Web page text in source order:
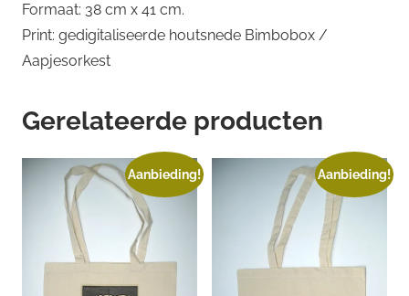
Formaat: 38 cm x 41 cm.
Print: gedigitaliseerde houtsnede Bimbobox /
Aapjesorkest
Gerelateerde producten
Aanbieding! Aanbieding!